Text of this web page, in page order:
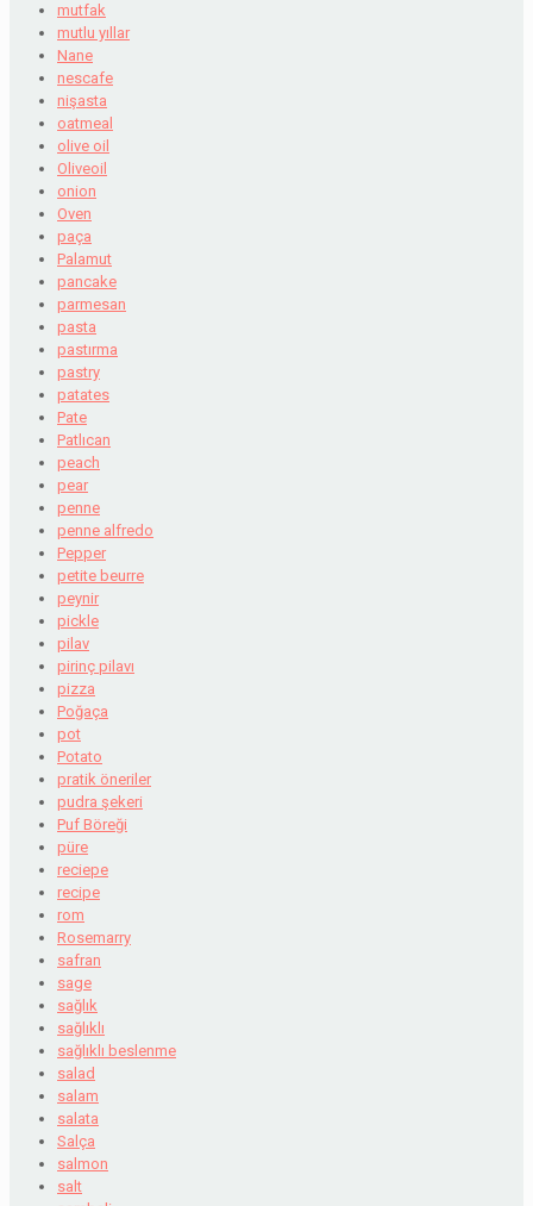
mutfak
mutlu yıllar
Nane
nescafe
nişasta
oatmeal
olive oil
Oliveoil
onion
Oven
paça
Palamut
pancake
parmesan
pasta
pastırma
pastry
patates
Pate
Patlıcan
peach
pear
penne
penne alfredo
Pepper
petite beurre
peynir
pickle
pilav
pirinç pilavı
pizza
Poğaça
pot
Potato
pratik öneriler
pudra şekeri
Puf Böreği
püre
reciepe
recipe
rom
Rosemarry
safran
sage
sağlık
sağlıklı
sağlıklı beslenme
salad
salam
salata
Salça
salmon
salt